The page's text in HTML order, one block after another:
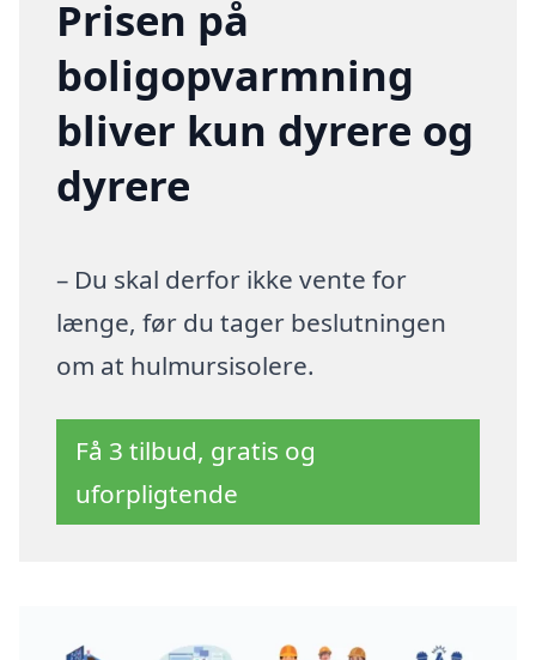
Prisen på
boligopvarmning
bliver kun dyrere og
dyrere
– Du skal derfor ikke vente for
længe, før du tager beslutningen
om at hulmursisolere.
Få 3 tilbud, gratis og
uforpligtende